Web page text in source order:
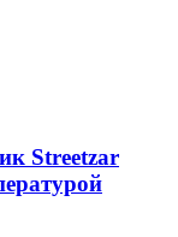
Streetzar